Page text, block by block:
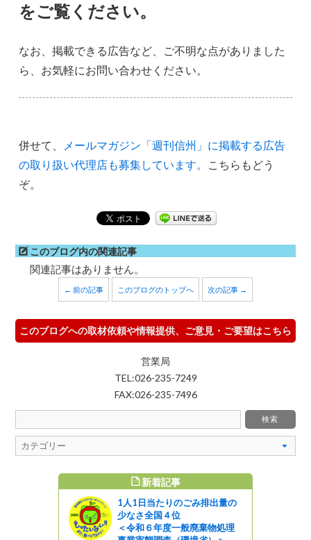
をご覧ください。
なお、掲載できる広告など、ご不明な点がありました
ら、お気軽にお問い合わせください。
併せて、
メールマガジン「週刊信州」に掲載する広告
の取り扱い代理店も募集しています。 こちらもどう
ぞ。
このブログ内の関連記事
関連記事はありません。
← 前の記事 このブログのトップへ 次の記事 →
このブログへの取材依頼や情報提供、ご意見・ご要望はこちら
営業局
TEL:026-235-7249
FAX:026-235-7496
新着記事
1人1日当たりのごみ排出量の
少なさ全国４位
＜令和６年度一般廃棄物処理